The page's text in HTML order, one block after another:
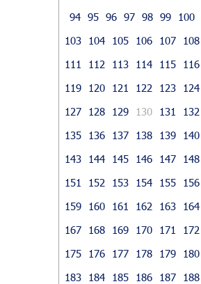
94 95 96 97 98 99 100
103
104 105 106 107 108
111
112 113 114 115 116
119
120 121 122 123 124
127
128 129 130 131 132
135
136 137 138 139 140
143
144 145 146 147 148
151
152 153 154 155 156
159
160 161 162 163 164
167
168 169 170 171 172
175
176 177 178 179 180
183
184 185 186 187 188